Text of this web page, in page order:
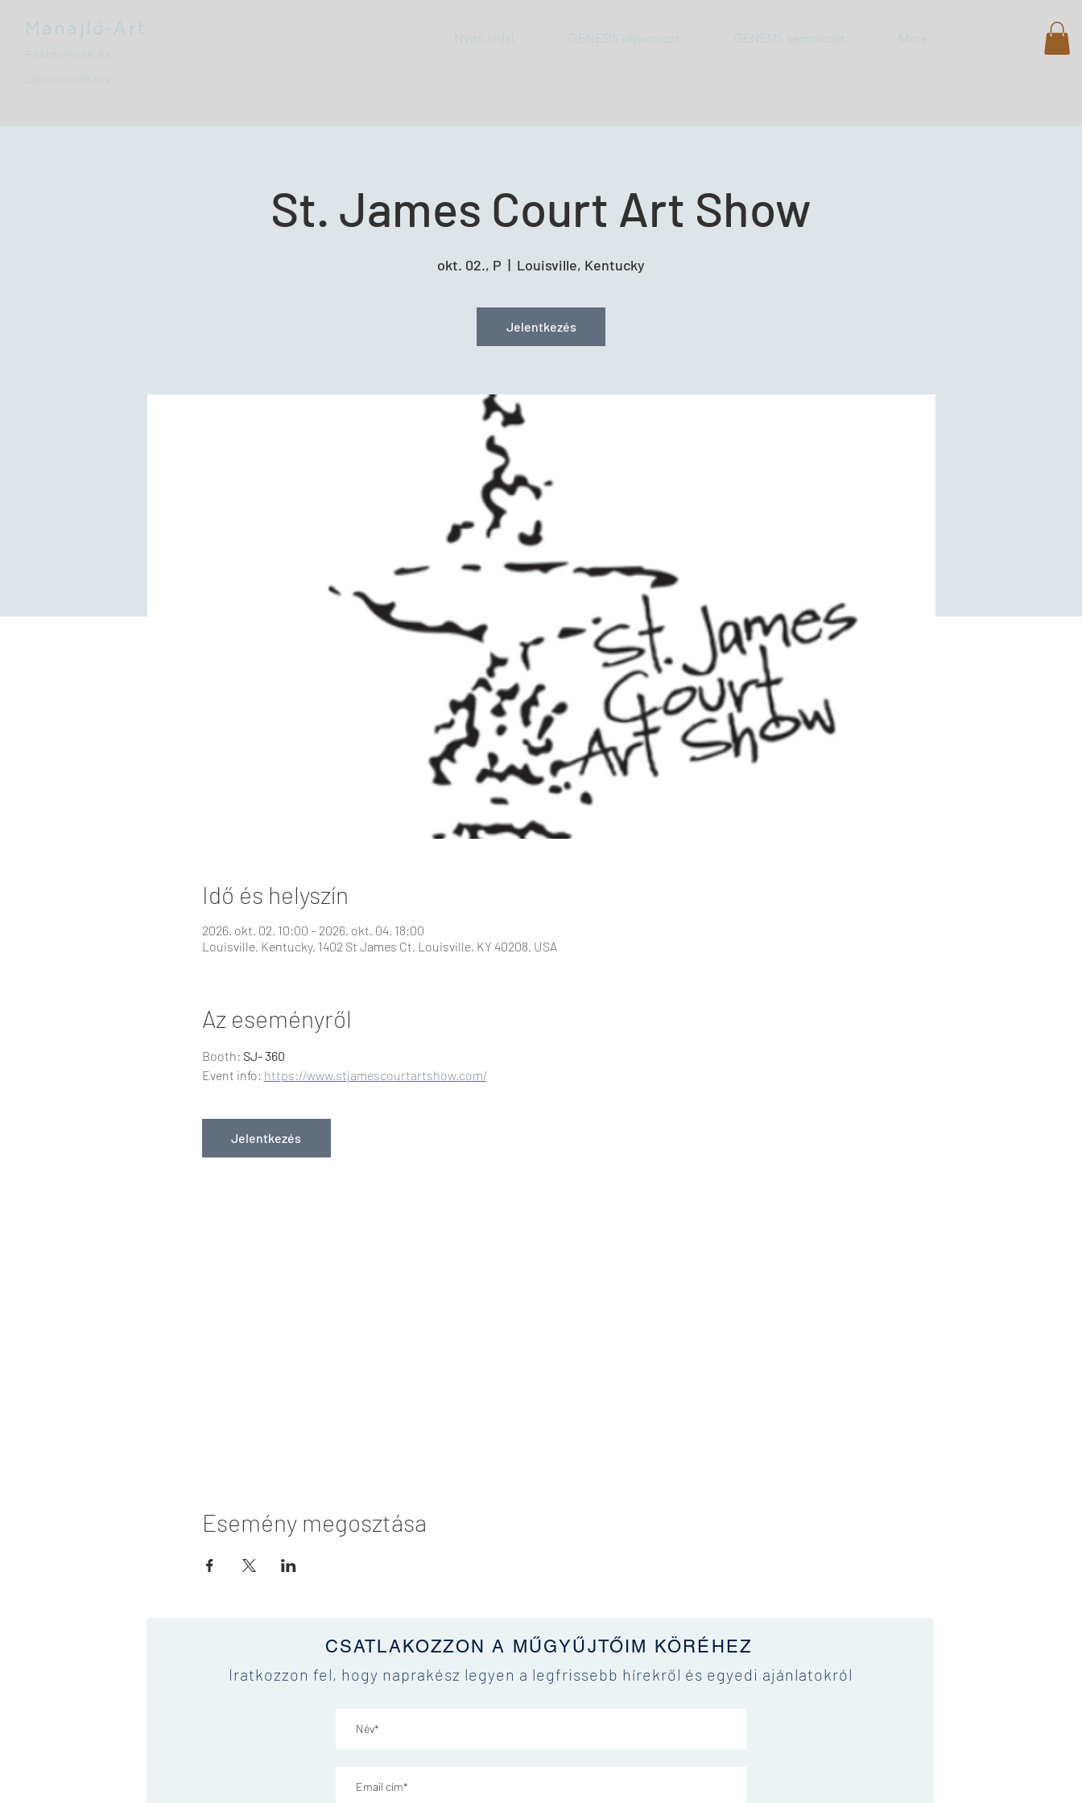
Manajló-Art
Festmények és
Lakberendezés
Nyitó oldal GENESIS képsorozat GENESIS képsorozat More
St. James Court Art Show
okt. 02., P
  |
Louisville, Kentucky
Jelentkezés
Idő és helyszín
2026. okt. 02. 10:00 – 2026. okt. 04. 18:00
Louisville, Kentucky, 1402 St James Ct, Louisville, KY 40208, USA
Az eseményről
Booth: SJ- 360
Event info: https://www.stjamescourtartshow.com/
Jelentkezés
Esemény megosztása
CSATLAKOZZON A MŰGYŰJTŐIM KÖRÉHEZ
Iratkozzon fel, hogy naprakész legyen a legfrissebb hírekről és egyedi ajánlatokról